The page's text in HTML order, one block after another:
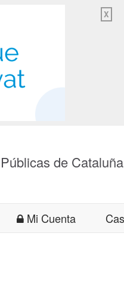
X
de Cataluña
Mi Cuenta